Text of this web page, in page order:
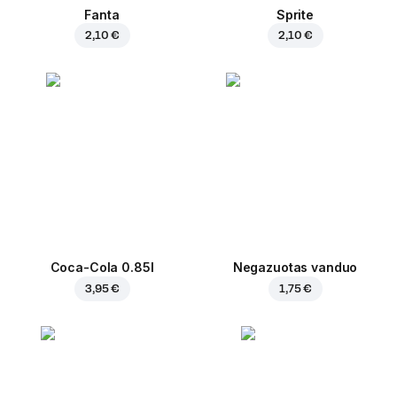
Fanta
2,10 €
Sprite
2,10 €
Coca-Cola 0.85l
3,95 €
Negazuotas vanduo
1,75 €